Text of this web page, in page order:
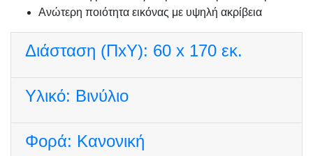
Ανώτερη ποιότητα εικόνας με υψηλή ακρίβεια
Διάσταση (ΠxΥ): 60 x 170 εκ.
Υλικό: Βινύλιο
Φορά: Κανονική